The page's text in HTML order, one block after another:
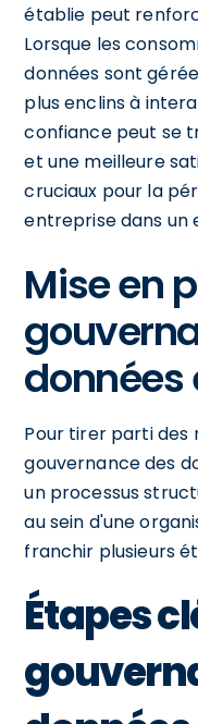
établie peut
Lorsque les
données sont
plus enclins à
confiance peut se
et une meilleure
cruciaux pour la
entreprise dans un
Mise en
données
Pour tirer parti des
gouvernance des
un processus
au sein d'une
franchir plusieurs
Étapes